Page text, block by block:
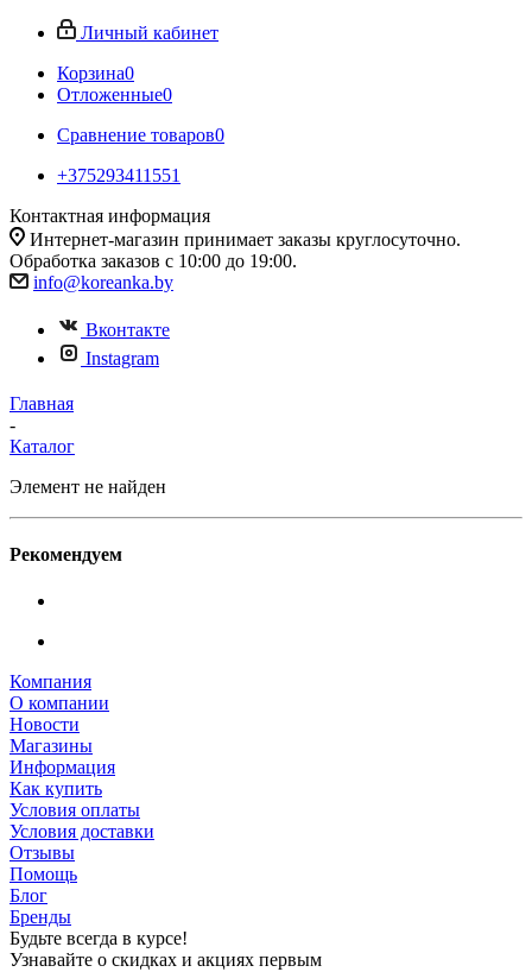
Личный кабинет
Корзина0
Отложенные0
Сравнение товаров0
+375293411551
Контактная информация
Интернет-магазин принимает заказы круглосуточно.
Обработка заказов с 10:00 до 19:00.
info@koreanka.by
Вконтакте
Instagram
Главная
-
Каталог
Элемент не найден
Рекомендуем
Компания
О компании
Новости
Магазины
Информация
Как купить
Условия оплаты
Условия доставки
Отзывы
Помощь
Блог
Бренды
Будьте всегда в курсе!
Узнавайте о скидках и акциях первым